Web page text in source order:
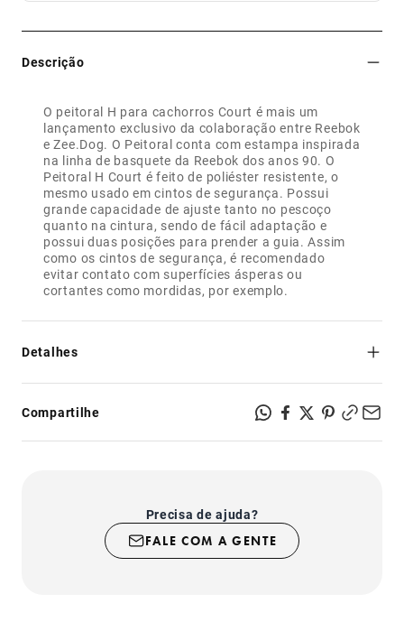
Descrição
O peitoral H para cachorros Court é mais um
lançamento exclusivo da colaboração entre Reebok
e Zee.Dog. O Peitoral conta com estampa inspirada
na linha de basquete da Reebok dos anos 90. O
Peitoral H Court é feito de poliéster resistente, o
mesmo usado em cintos de segurança. Possui
grande capacidade de ajuste tanto no pescoço
quanto na cintura, sendo de fácil adaptação e
possui duas posições para prender a guia. Assim
como os cintos de segurança, é recomendado
evitar contato com superfícies ásperas ou
cortantes como mordidas, por exemplo.
Detalhes
material dos cintos de segurança.
- Regulável no pescoço e na cintura.
- Possui dois pontos para prender a guia: na altura do
Compartilhe
Precisa de ajuda?
FALE COM A GENTE